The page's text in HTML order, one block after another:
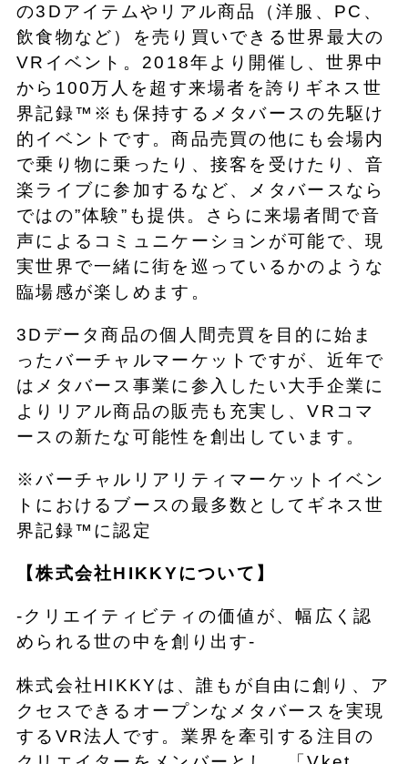
の3Dアイテムやリアル商品（洋服、PC、
飲食物など）を売り買いできる世界最大の
VRイベント。2018年より開催し、世界中
から100万人を超す来場者を誇りギネス世
界記録™※も保持するメタバースの先駆け
的イベントです。商品売買の他にも会場内
で乗り物に乗ったり、接客を受けたり、音
楽ライブに参加するなど、メタバースなら
ではの”体験”も提供。さらに来場者間で音
声によるコミュニケーションが可能で、現
実世界で一緒に街を巡っているかのような
臨場感が楽しめます。
3Dデータ商品の個人間売買を目的に始ま
ったバーチャルマーケットですが、近年で
はメタバース事業に参入したい大手企業に
よりリアル商品の販売も充実し、VRコマ
ースの新たな可能性を創出しています。
※バーチャルリアリティマーケットイベン
トにおけるブースの最多数としてギネス世
界記録™に認定
【株式会社HIKKYについて】
-クリエイティビティの価値が、幅広く認
められる世の中を創り出す-
株式会社HIKKYは、誰もが自由に創り、ア
クセスできるオープンなメタバースを実現
するVR法人です。業界を牽引する注目の